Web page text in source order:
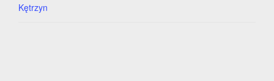
Kętrzyn